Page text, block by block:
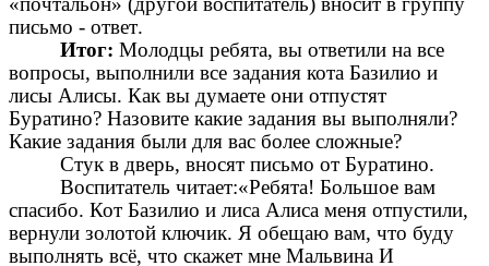
письмо - ответ.
Итог:Молодцы ребята, вы ответили на все
вопросы, выполнили все задания кота Базилио и
лисы Алисы. Как вы думаете они отпустят
Буратино? Назовите какие задания вы выполняли?
Какие задания были для вас более сложные?
Стук в дверь, вносят письмо от Буратино.
Воспитатель читает:«Ребята! Большое вам
спасибо. Кот Базилио и лиса Алиса меня отпустили,
вернули золотой ключик. Я обещаю вам, что буду
выполнять всё, что скажет мне Мальвина И